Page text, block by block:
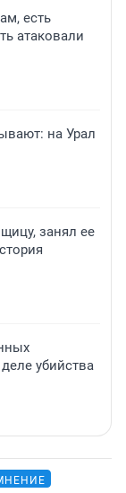
есть
атаковали
на Урал
занял ее
убийства